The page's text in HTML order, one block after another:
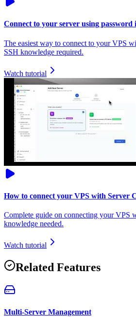
Connect to your server using password
The easiest way to connect to your VPS
SSH knowledge required.
Watch tutorial
How to connect your VPS with Server
Complete guide on connecting your VPS
knowledge needed.
Watch tutorial
Related Features
Multi-Server Management